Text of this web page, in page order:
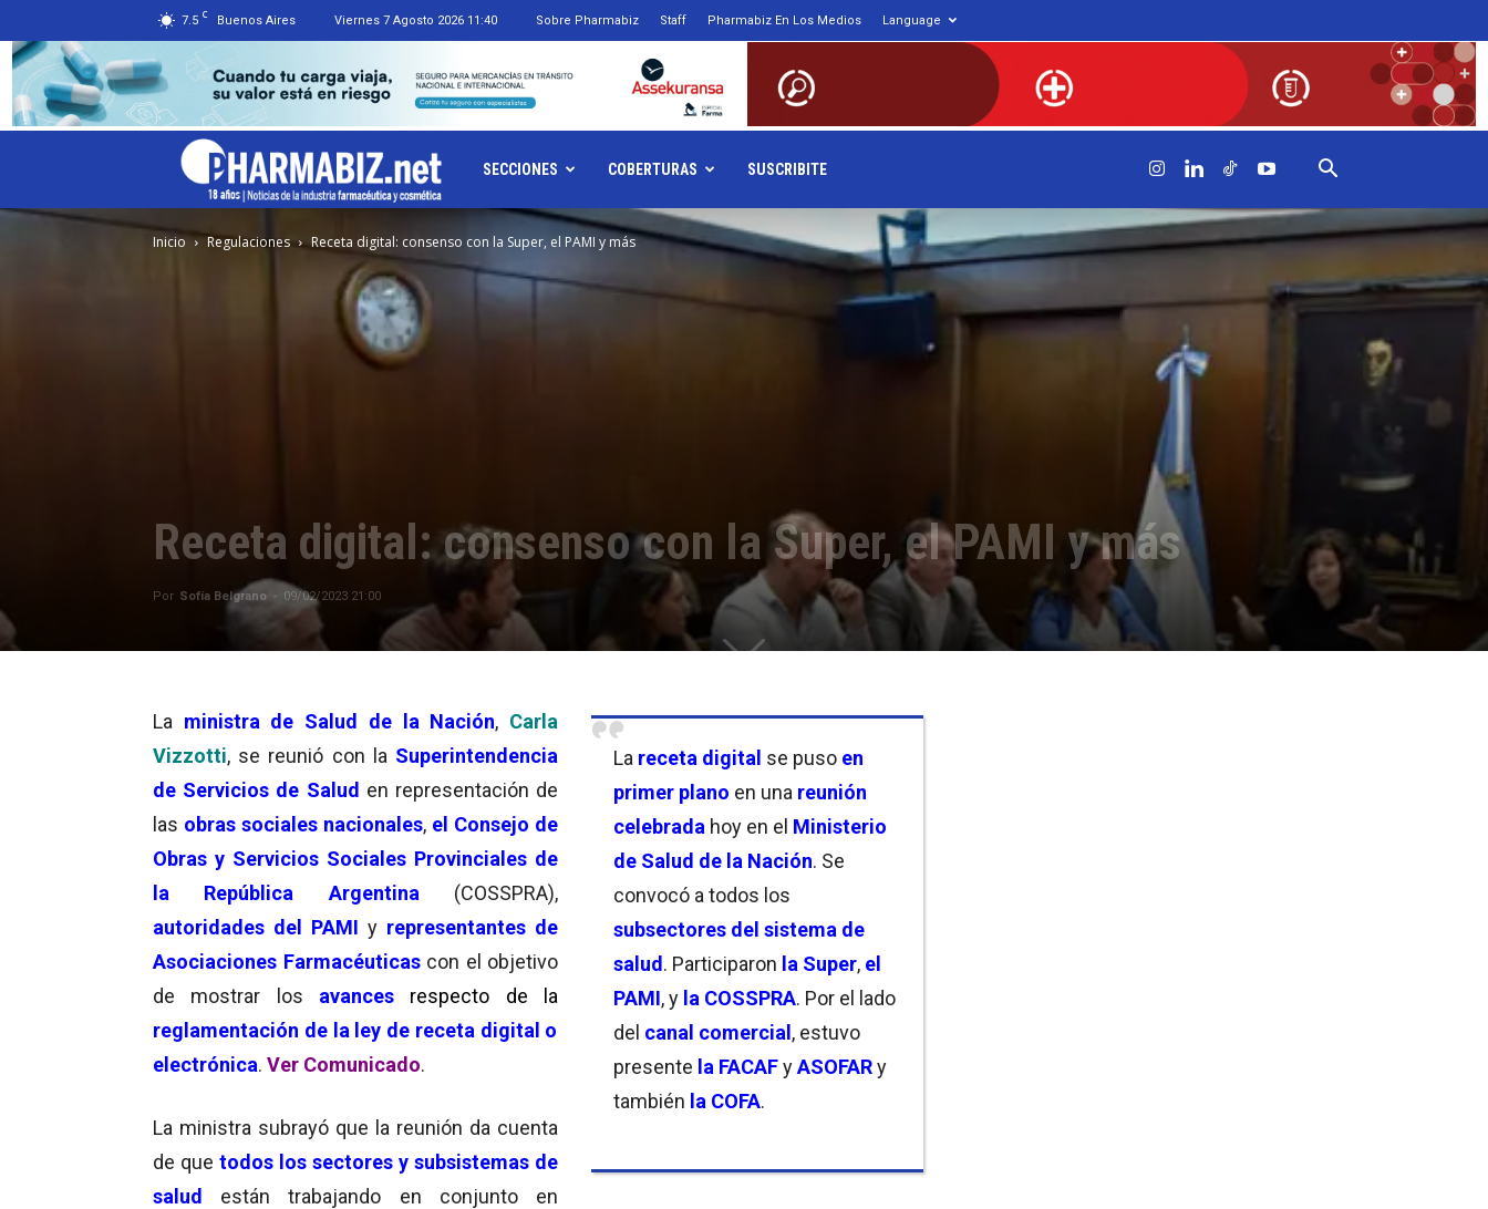
7.5 C Buenos Aires Viernes 7 Agosto 2026 11:40 Sobre Pharmabiz Staff Pharmabiz En Los Medios Language
Pharmabiz.NET
SECCIONES COBERTURAS SUSCRIBITE
Inicio Regulaciones Receta digital: consenso con la Super, el PAMI y más
Receta digital: consenso con la Super, el PAMI y más
Por Sofía Belgrano - 09/02/2023 21:00
La receta digital se puso en
primer plano en una reunión
celebrada hoy en el Ministerio
de Salud de la Nación. Se
convocó a todos los
subsectores del sistema de
salud. Participaron la Super, el
PAMI, y la COSSPRA. Por el lado
del canal comercial, estuvo
presente la FACAFyASOFARy
también la COFA.
La ministra de Salud de la Nación, Carla
Vizzotti, se reunió con la Superintendencia
de Servicios de Salud en representación de
las obras sociales nacionales, el Consejo de
Obras y Servicios Sociales Provinciales de
la República Argentina (COSSPRA),
autoridades del PAMI y representantes de
Asociaciones Farmacéuticascon el objetivo
de mostrar los avances respecto de la
reglamentación de la ley de receta digital o
electrónica. Ver Comunicado.
La ministra subrayó que la reunión da cuenta
de que todos los sectores y subsistemas de
salud
están trabajando en conjunto en